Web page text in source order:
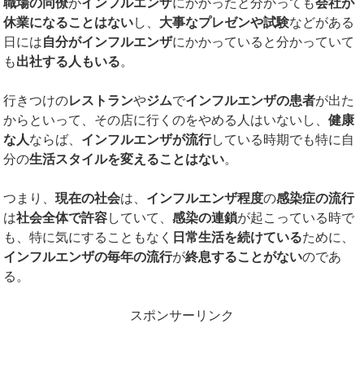
休業になることはないし、 大事なプレゼンや試験などがある
日には自分がインフルエンザにかかっていると分かっていて
も出社する人もいる。
行きつけのレストランやジムでインフルエンザの患者が出た
からといって、その店に行くのをやめる人はいないし、健康
な人ならば、 インフルエンザが流行している時期でも特に自
分の生活スタイルを変えることはない。
つまり、現在の社会は、 インフルエンザ程度の感染症の流行
は社会全体で許容していて、感染の連鎖が起こっている時で
も、特に気にすることもなく 日常生活を続けているために、
インフルエンザの毎年の流行が終息することがないのであ
る。
スポンサーリンク